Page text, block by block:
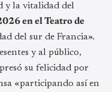
y la vitalidad del
en el Teatro de
del sur de Francia».
y al público,
su felicidad por
«participando así en